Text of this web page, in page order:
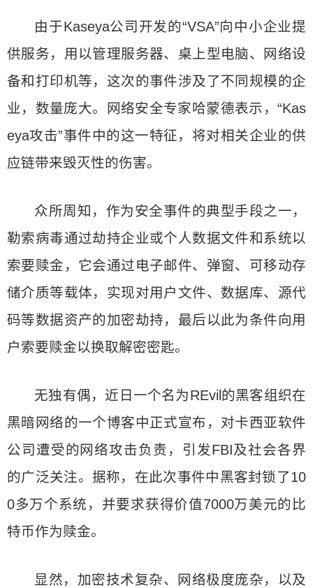
由于Kaseya公司开发的“VSA”向中小企业提
供服务，用以管理服务器、桌上型电脑、网络设
备和打印机等，这次的事件涉及了不同规模的企
业，数量庞大。网络安全专家哈蒙德表示，“Kas
eya攻击”事件中的这一特征，将对相关企业的供
应链带来毁灭性的伤害。
众所周知，作为安全事件的典型手段之一，
勒索病毒通过劫持企业或个人数据文件和系统以
索要赎金，它会通过电子邮件、弹窗、可移动存
储介质等载体，实现对用户文件、数据库、源代
码等数据资产的加密劫持，最后以此为条件向用
户索要赎金以换取解密密匙。
无独有偶，近日一个名为REvil的黑客组织在
黑暗网络的一个博客中正式宣布，对卡西亚软件
公司遭受的网络攻击负责，引发FBI及社会各界
的广泛关注。据称，在此次事件中黑客封锁了10
0多万个系统，并要求获得价值7000万美元的比
特币作为赎金。
显然，加密技术复杂、网络极度庞杂，以及